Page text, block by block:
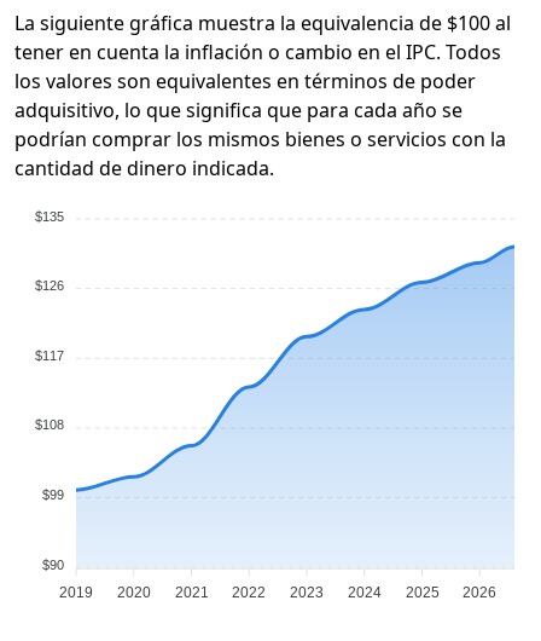
La siguiente gráfica muestra la equivalencia de $100 al
tener en cuenta la inflación o cambio en el IPC. Todos
los valores son equivalentes en términos de poder
adquisitivo, lo que significa que para cada año se
podrían comprar los mismos bienes o servicios con la
cantidad de dinero indicada.
$135
$126
$117
$108
$99
$90
2019 2020 2021 2022 2023 2024 2025 2026